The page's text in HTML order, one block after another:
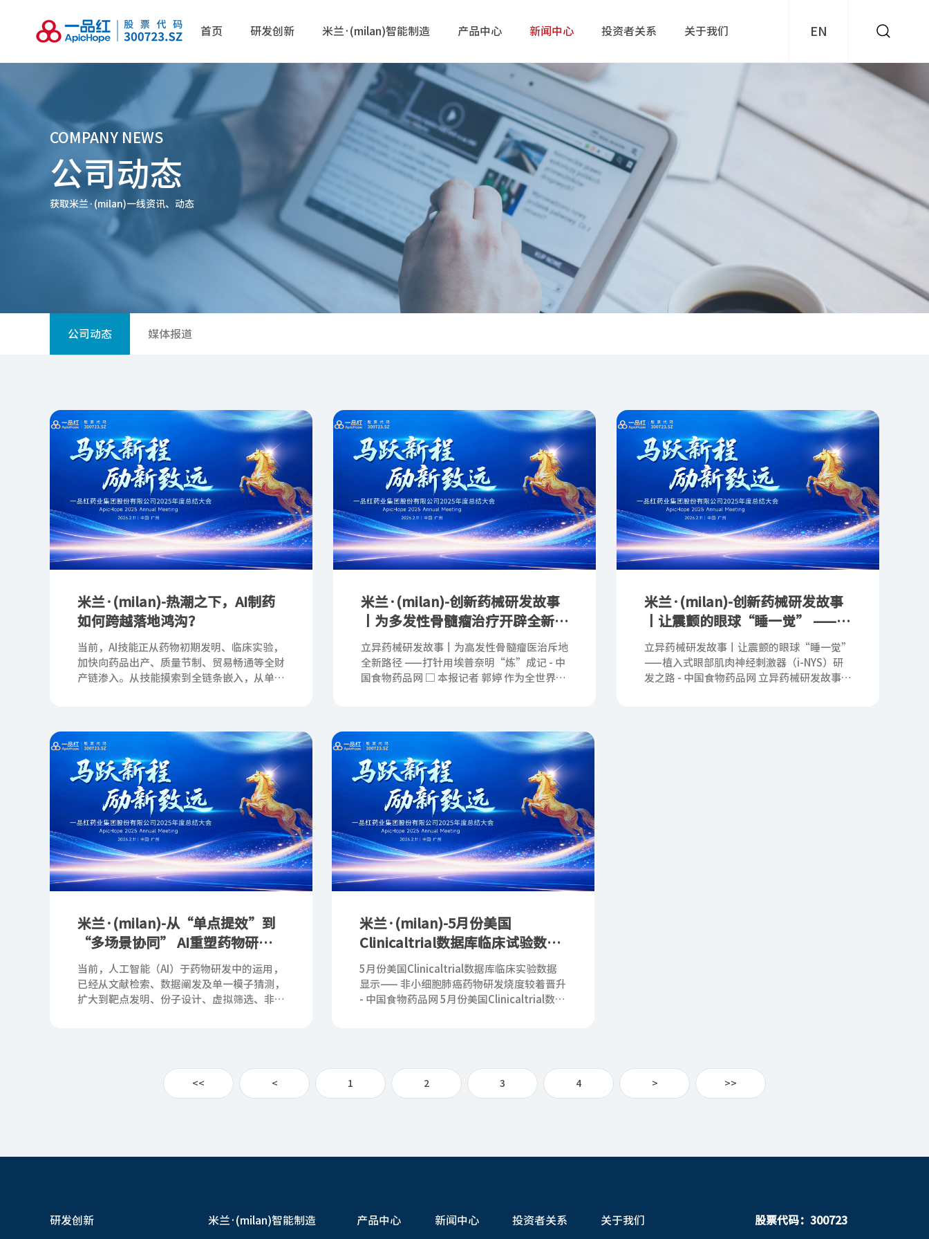
EN
首页 研发创新 米兰·(milan)智能制造 产品中心 新闻中心 投资者关系 关于我们
COMPANY NEWS
公司动态
获取米兰·(milan)一线资讯、动态
公司动态 媒体报道
米兰·(milan)-热潮之下，AI制药
如何跨越落地鸿沟？
当前，AI技能正从药物初期发明、临床实验，
加快向药品出产、质量节制、贸易畅通等全财
产链渗入。从技能摸索到全链条嵌入，从单一
米兰·(milan)-创新药械研发故事
丨为多发性骨髓瘤治疗开辟全新路
径 ——注射用埃普奈明“炼”成记
立异药械研发故事丨为高发性骨髓瘤医治斥地
全新路径 ——打针用埃普奈明“炼”成记 - 中
国食物药品网 □ 本报记者 郭婷 作为全世界独
米兰·(milan)-创新药械研发故事
丨让震颤的眼球“睡一觉” ——植
入式眼部肌肉神经刺激器（i
立异药械研发故事丨让震颤的眼球“睡一觉”
——植入式眼部肌肉神经刺激器（i-NYS）研
发之路 - 中国食物药品网 立异药械研发故事丨
米兰·(milan)-从“单点提效”到
“多场景协同” AI重塑药物研发
全流程
当前，人工智能（AI）于药物研发中的运用，
已经从文献检索、数据阐发及单一模子猜测，
扩大到靶点发明、份子设计、虚拟筛选、非临
米兰·(milan)-5月份美国
Clinicaltrial数据库临床试验数据
显示—— 非小细胞肺癌药物研发热
度明显提升
5月份美国Clinicaltrial数据库临床实验数据
显示—— 非小细胞肺癌药物研发烧度较着晋升
- 中国食物药品网 5月份美国Clinicaltrial数据
<< < 1 2 3 4 > >>
研发创新 米兰·(milan)智能制造 产品中心 新闻中心 投资者关系 关于我们 股票代码：300723